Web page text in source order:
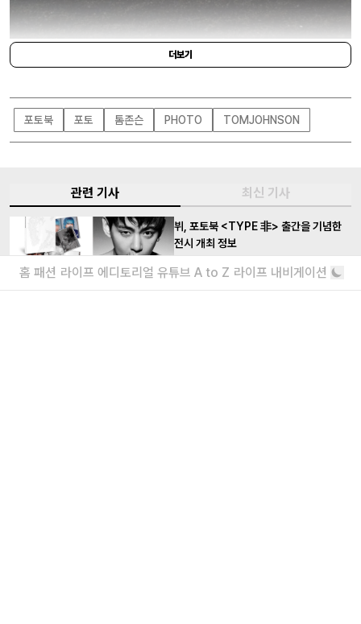
서도 일상적인 장면들로 구성됐다. 검은 모래 해변에서 자유를 갈망하는 몸짓부
터 달콤한 과일을 맛보는 입, 서로의 몸 위에 포개진 인물들까지.자연의 덧없음과
(www.sixteen.world)
웹사이트에서 온라인 사전 예약이 가능하다. 또
으니 참고하길.
더보기
포토북 포토 톰존슨 PHOTO TOMJOHNSON
관련 기사 최신 기사
뷔, 포토북 <TYPE 非> 출간을 기념한
전시 개최 정보
온전한 휴식의 순간을 담은, 뷔 포토북 발
홈 패션 라이프 에디토리얼 유튜브 A to Z 라이프 내비게이션